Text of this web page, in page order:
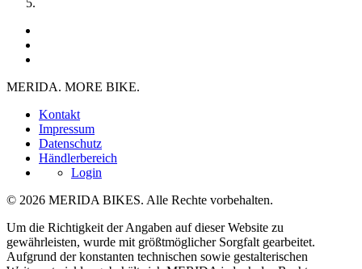
MERIDA. MORE BIKE.
Kontakt
Impressum
Datenschutz
Händlerbereich
Login
© 2026 MERIDA BIKES. Alle Rechte vorbehalten.
Um die Richtigkeit der Angaben auf dieser Website zu
gewährleisten, wurde mit größtmöglicher Sorgfalt gearbeitet.
Aufgrund der konstanten technischen sowie gestalterischen